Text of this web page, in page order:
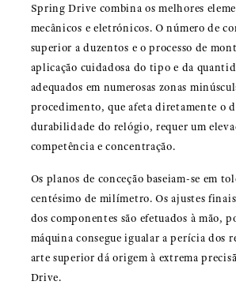
Spring Drive combina os melhores
mecânicos e eletrónicos. O número de
superior a duzentos e o processo de
aplicação cuidadosa do tipo e da
adequados em numerosas zonas
procedimento, que afeta diretamente o
durabilidade do relógio, requer um
competência e concentração.
Os planos de conceção baseiam-se em
centésimo de milímetro. Os ajustes
dos componentes são efetuados à mão,
máquina consegue igualar a perícia dos
arte superior dá origem à extrema
Drive.